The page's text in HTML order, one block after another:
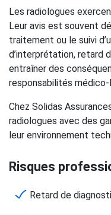
Les radiologues
Leur avis est souvent
traitement ou le suivi
d’interprétation, retard
entraîner des
responsabilités médico-
Chez Solidas
radiologues avec des
leur environnement
Risques
Retard de